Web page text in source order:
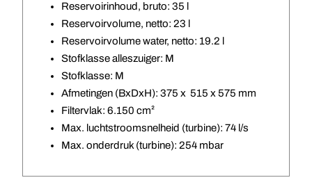
Reservoirinhoud, bruto: 35 l
Reservoirvolume, netto: 23 l
Reservoirvolume water, netto: 19.2 l
Stofklasse alleszuiger: M
Stofklasse: M
Afmetingen (BxDxH): 375 x 515 x 575 mm
Filtervlak: 6.150 cm²
Max. luchtstroomsnelheid (turbine): 74 l/s
Max. onderdruk (turbine): 254 mbar